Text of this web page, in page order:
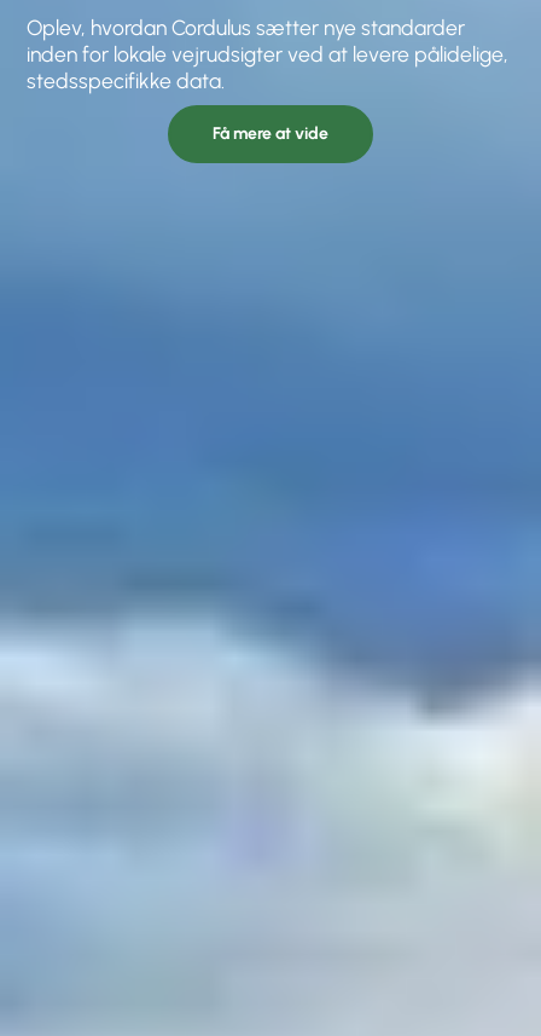
Oplev, hvordan Cordulus sætter nye standarder
inden for lokale vejrudsigter ved at levere pålidelige,
stedsspecifikke data.
Få mere at vide